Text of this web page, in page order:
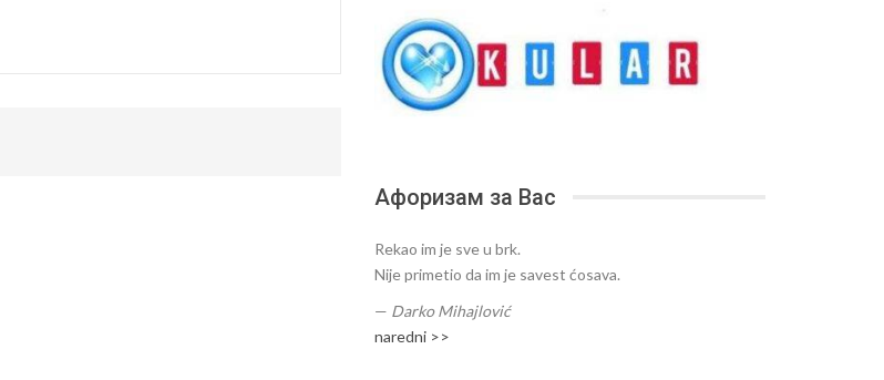
Афоризам за Вас
Rekao im je sve u brk.
Nije primetio da im je savest ćosava.
— Darko Mihajlović
naredni >>